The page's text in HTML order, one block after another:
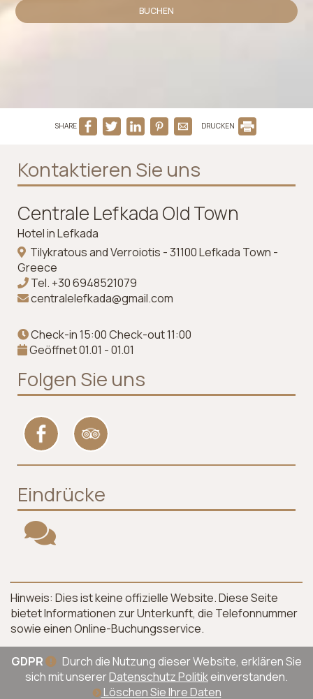
BUCHEN
SHARE DRUCKEN
Kontaktieren Sie uns
Centrale Lefkada Old Town
Hotel in Lefkada
Tilykratous and Verroiotis - 31100 Lefkada Town -
Greece
Tel. +30 6948521079
centralelefkada@gmail.com
Check-in 15:00 Check-out 11:00
Geöffnet 01.01 - 01.01
Folgen Sie uns
Eindrücke
Hinweis: Dies ist keine offizielle Website. Diese Seite
bietet Informationen zur Unterkunft, die Telefonnummer
sowie einen Online-Buchungsservice.
GDPR
Durch die Nutzung dieser Website, erklären Sie
sich mit unsererDatenschutz Politikeinverstanden.
Löschen Sie Ihre Daten